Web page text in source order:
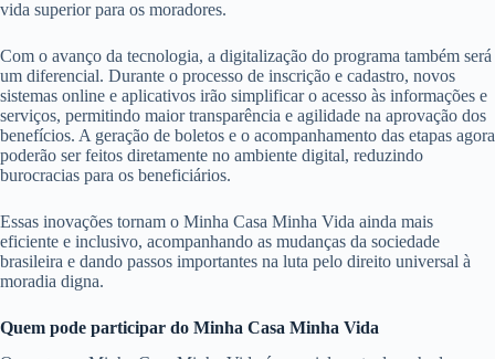
vida superior para os moradores.
Com o avanço da tecnologia, a digitalização do programa também será
um diferencial. Durante o processo de inscrição e cadastro, novos
sistemas online e aplicativos irão simplificar o acesso às informações e
serviços, permitindo maior transparência e agilidade na aprovação dos
benefícios. A geração de boletos e o acompanhamento das etapas agora
poderão ser feitos diretamente no ambiente digital, reduzindo
burocracias para os beneficiários.
Essas inovações tornam o Minha Casa Minha Vida ainda mais
eficiente e inclusivo, acompanhando as mudanças da sociedade
brasileira e dando passos importantes na luta pelo direito universal à
moradia digna.
Quem pode participar do Minha Casa Minha Vida